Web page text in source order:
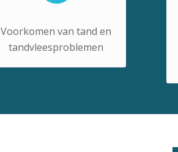
Voorkomen van tand en
tandvleesproblemen